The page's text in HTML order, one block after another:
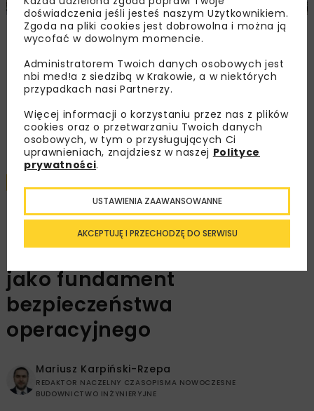
Nowe wyzwania dla infrastruktury
krytycznej – od ekstremalnych zjawisk
hydrologicznych i sejsmicznych po akty
sabotażu
Załaduj więcej...
Nawierzchnie w
infrastrukturze strategicznej
jako fundament
bezpieczeństwa
operacyjnego
Mariusz Karpiński-Rzepa
REDAKTOR NACZELNY CZASOPISMA NOWOCZESNE
BUDOWNICTWO INŻYNIERYJNE
doświadczenia jeśli jesteś naszym Użytkownikiem.
Zgoda na pliki cookies jest dobrowolna i można ją
wycofać w dowolnym momencie.
Administratorem Twoich danych osobowych jest
nbi med!a z siedzibą w Krakowie, a w niektórych
przypadkach nasi Partnerzy.
Więcej informacji o korzystaniu przez nas z plików
cookies oraz o przetwarzaniu Twoich danych
osobowych, w tym o przysługujących Ci
uprawnieniach, znajdziesz w naszej Polityce
prywatności.
AKCEPTUJĘ I PRZECHODZĘ DO SERWISU
USTAWIENIA ZAAWANSOWANNE